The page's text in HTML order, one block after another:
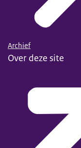
Archief
Over deze site